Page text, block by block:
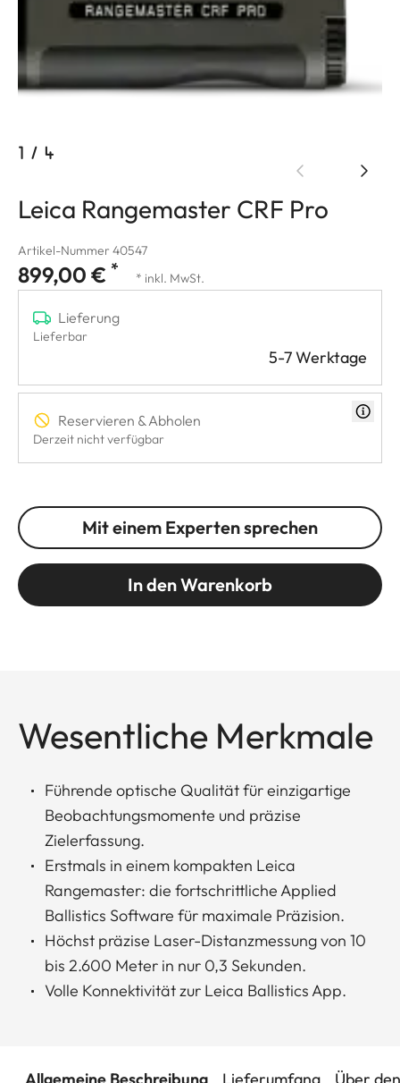
1 / 4
Leica Rangemaster CRF Pro
Artikel-Nummer 40547
899,00 € * * inkl. MwSt.
Lieferung
Lieferbar
5-7 Werktage
Reservieren & Abholen
Derzeit nicht verfügbar
Mit einem Experten sprechen
In den Warenkorb
Wesentliche Merkmale
Führende optische Qualität für einzigartige
Beobachtungsmomente und präzise
Zielerfassung.
Erstmals in einem kompakten Leica
Rangemaster: die fortschrittliche Applied
Ballistics Software für maximale Präzision.
Höchst präzise Laser-Distanzmessung von 10
bis 2.600 Meter in nur 0,3 Sekunden.
Volle Konnektivität zur Leica Ballistics App.